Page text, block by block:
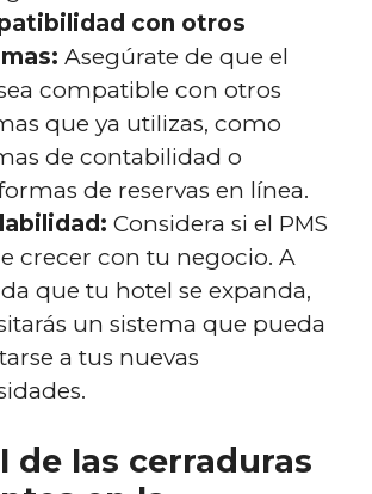
con otros
Asegúrate de que el
compatible con otros
que ya utilizas, como
de contabilidad o
de reservas en línea.
Considera si el PMS
crecer con tu negocio. A
que tu hotel se expanda,
un sistema que pueda
a tus nuevas
de las cerraduras